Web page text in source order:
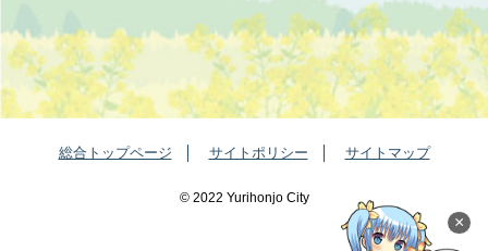
×
総合トップページ サイトポリシー サイトマップ
©️ 2022 Yurihonjo City